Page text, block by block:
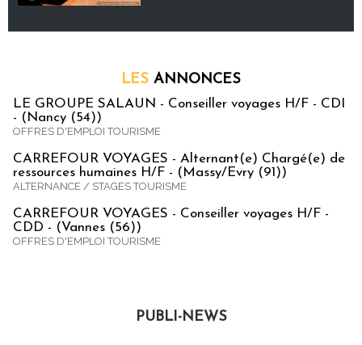
LES ANNONCES
LE GROUPE SALAUN - Conseiller voyages H/F - CDI
- (Nancy (54))
OFFRES D'EMPLOI TOURISME
CARREFOUR VOYAGES - Alternant(e) Chargé(e) de
ressources humaines H/F - (Massy/Evry (91))
ALTERNANCE / STAGES TOURISME
CARREFOUR VOYAGES - Conseiller voyages H/F -
CDD - (Vannes (56))
OFFRES D'EMPLOI TOURISME
PUBLI-NEWS